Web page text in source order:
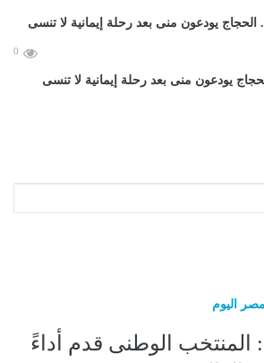
0
يودعون منى بعد رحلة إيمانية لا تنسى
مصر اليوم
المنتخب الوطنى قدم أداءً